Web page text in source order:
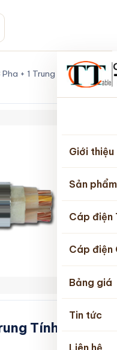
Giới thiệu
Sản phẩm
Cáp điện
Cáp điện
Bảng giá
Tin tức
Liên hệ
+ 1 Trung Tính Cách
Tính Cách